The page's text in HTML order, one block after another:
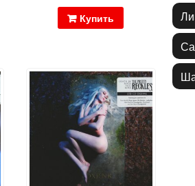
Купить